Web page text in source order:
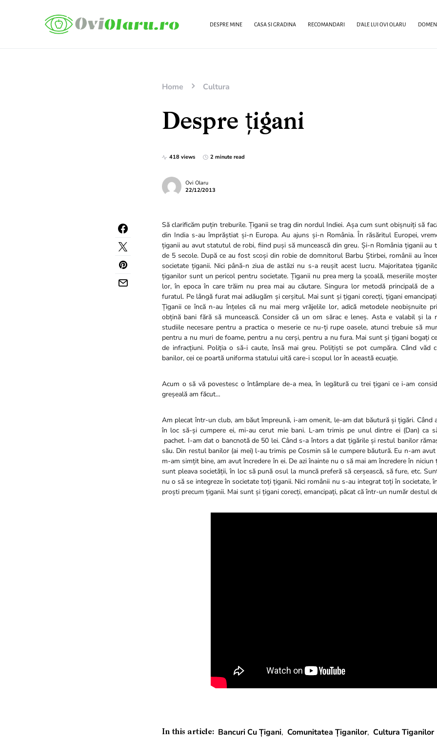
DESPRE MINE CASA SI GRADINA RECOMANDARI D’ALE LUI OVI OLARU
Home Cultura
Despre țigani
418 views 2 minute read
Ovi Olaru
22/12/2013
Să clarificăm puțin treburile. Țiganii se trag din nordul Indiei. Așa cum sunt obișnuiți să
din India s-au împrăștiat și-n Europa. Au ajuns și-n România. În răsăritul Europei,
țiganii au avut statutul de robi, fiind puși să muncească din greu. Și-n România țiganii au
de 5 secole. După ce au fost scoși din robie de domnitorul Barbu Știrbei, românii au
societate țiganii. Nici până-n ziua de astăzi nu s-a reușit acest lucru. Majoritatea
țiganilor sunt un pericol pentru societate. Țiganii nu prea merg la școală, meseriile
lor, în epoca în care trăim nu prea mai au căutare. Singura lor metodă principală de a
furatul. Pe lângă furat mai adăugăm și cerșitul. Mai sunt și țigani corecți, țigani
Țiganii ce încă n-au înțeles că nu mai merg vrăjelile lor, adică metodele neobișnuite
obțină bani fără să muncească. Consider că un om sărac e leneș. Asta e valabil și la
studiile necesare pentru a practica o meserie ce nu-ți rupe oasele, atunci trebuie să
pentru a nu muri de foame, pentru a nu cerși, pentru a nu fura. Mai sunt și țigani bogați
de infracțiuni. Poliția o să-i caute, însă mai greu. Polițiști se pot cumpăra. Când văd
banilor, cei ce poartă uniforma statului uită care-i scopul lor în această ecuație.
Acum o să vă povestesc o întâmplare de-a mea, în legătură cu trei țigani ce i-am
greșeală am făcut…
Am plecat într-un club, am băut împreună, i-am omenit, le-am dat băutură și țigări. Când
în loc să-și cumpere ei, mi-au cerut mie bani. L-am trimis pe unul dintre ei (Dan) ca
pachet. I-am dat o bancnotă de 50 lei. Când s-a întors a dat țigările și restul banilor
său. Din restul banilor (ai mei) l-au trimis pe Cosmin să le cumpere băutură. Eu n-am
m-am simțit bine, am avut încredere în ei. De azi înainte nu o să mai am încredere în niciun
sunt pleava societății, în loc să pună osul la muncă preferă să cerșească, să fure, etc.
nu o să se integreze în societate toți țiganii. Nici românii nu s-au integrat toți în societate,
proști precum țiganii. Mai sunt și țigani corecți, emancipați, păcat că într-un număr destul
In this article: Bancuri Cu Țigani, Comunitatea Țiganilor, Cultura Tiganilor